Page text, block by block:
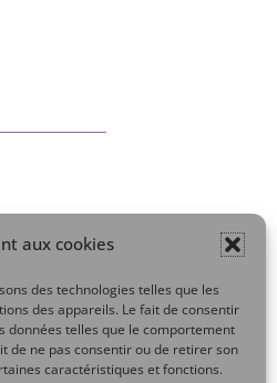
aux cookies
des technologies telles que les
des appareils. Le fait de consentir
données telles que le comportement
de ne pas consentir ou de retirer son
caractéristiques et fonctions.
Mon compte